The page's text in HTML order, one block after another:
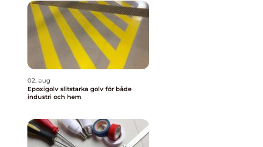
02. aug
Epoxigolv slitstarka golv för både
industri och hem